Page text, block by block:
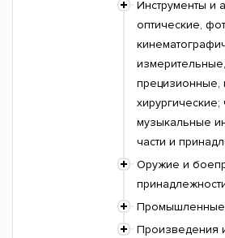
Инструменты и
оптические,
прецизионные,
музыкальные
части и
Оружие и
Промышленные
Произведения